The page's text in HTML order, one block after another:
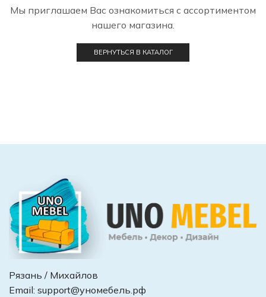
Мы приглашаем Вас ознакомиться с ассортиментом
нашего магазина.
ВЕРНУТЬСЯ В КАТАЛОГ
Рязань / Михайлов
Email: support@уномебель.рф